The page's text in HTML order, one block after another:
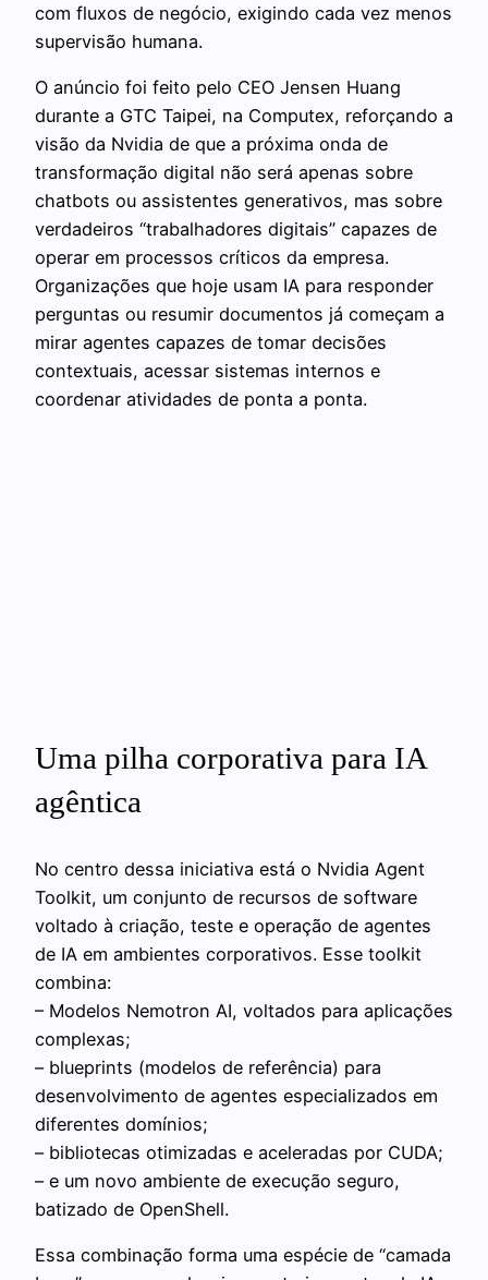
com fluxos de negócio, exigindo cada vez menos
supervisão humana.
O anúncio foi feito pelo CEO Jensen Huang
durante a GTC Taipei, na Computex, reforçando a
visão da Nvidia de que a próxima onda de
transformação digital não será apenas sobre
chatbots ou assistentes generativos, mas sobre
verdadeiros “trabalhadores digitais” capazes de
operar em processos críticos da empresa.
Organizações que hoje usam IA para responder
perguntas ou resumir documentos já começam a
mirar agentes capazes de tomar decisões
contextuais, acessar sistemas internos e
coordenar atividades de ponta a ponta.
Uma pilha corporativa para IA
agêntica
No centro dessa iniciativa está o Nvidia Agent
Toolkit, um conjunto de recursos de software
voltado à criação, teste e operação de agentes
de IA em ambientes corporativos. Esse toolkit
combina:
– Modelos Nemotron AI, voltados para aplicações
complexas;
– blueprints (modelos de referência) para
desenvolvimento de agentes especializados em
diferentes domínios;
– bibliotecas otimizadas e aceleradas por CUDA;
– e um novo ambiente de execução seguro,
batizado de OpenShell.
Essa combinação forma uma espécie de “camada